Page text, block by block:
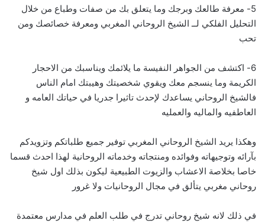
5- معرفة طالعك وبرجك وما يتعلق بك من صفات وطباع من خلال
التحليل الفلكي لــ الشيخ الروحاني المغربي ومعرفة خصائصك ومن
تحب
6- اكتشف من الجواهر النفيسة ما يلائمك ويناسبك من الاحجار
الكريمة وما ينسجم معك ويقوي شخصيتك وهيبتك امام الناس
فالشيخ الروحاني يساعدك لإحدث تاثيرا جدريا في حياتك العامه و
العاطفيه والماليه والعمليه
وهكذا يريد الشيخ الروحاني المغربي توفير جميع طلباتكم وتزويدكم
بآرائه وتوجيهاته وفوائده ومنتجاته وخدماته الروحانية لهذا احدث قسما
خاصا بخلاصة الاعشاب والزيوت الطبيعية ليكون بذلك اول شيخ
روحاني مغربي يتألق في مجال الروحانيات ولا غرور
في ذلك لانه شيخ روحاني تدرج في طلب العلم في مدارس معتمدة